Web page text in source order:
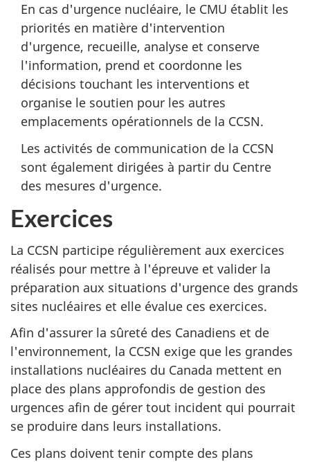
En cas d'urgence nucléaire, le CMU établit les
priorités en matière d'intervention
d'urgence, recueille, analyse et conserve
l'information, prend et coordonne les
décisions touchant les interventions et
organise le soutien pour les autres
emplacements opérationnels de la CCSN.
Les activités de communication de la CCSN
sont également dirigées à partir du Centre
des mesures d'urgence.
Exercices
La CCSN participe régulièrement aux exercices
réalisés pour mettre à l'épreuve et valider la
préparation aux situations d'urgence des grands
sites nucléaires et elle évalue ces exercices.
Afin d'assurer la sûreté des Canadiens et de
l'environnement, la CCSN exige que les grandes
installations nucléaires du Canada mettent en
place des plans approfondis de gestion des
urgences afin de gérer tout incident qui pourrait
se produire dans leurs installations.
Ces plans doivent tenir compte des plans